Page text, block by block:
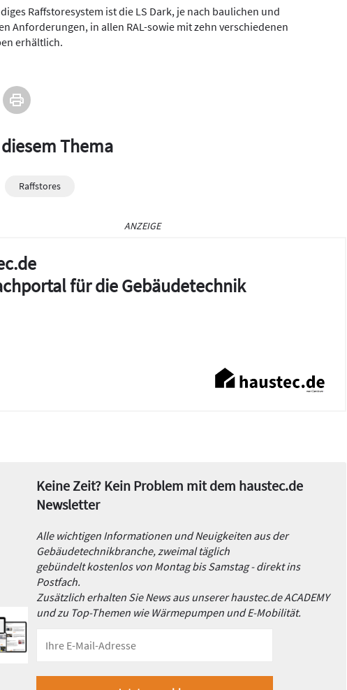
Raffstoresystem ist die LS Dark, je nach baulichen und
Anforderungen, in allen RAL-sowie mit zehn verschiedenen
erhältlich.
Thema
Raffstores
ANZEIGE
für die Gebäudetechnik
Keine Zeit? Kein Problem mit dem haustec.de
Newsletter
Alle wichtigen Informationen und Neuigkeiten aus der
Gebäudetechnikbranche, zweimal täglich
gebündelt kostenlos von Montag bis Samstag - direkt ins
Postfach.
Zusätzlich erhalten Sie News aus unserer haustec.de ACADEMY
und zu Top-Themen wie Wärmepumpen und E-Mobilität.